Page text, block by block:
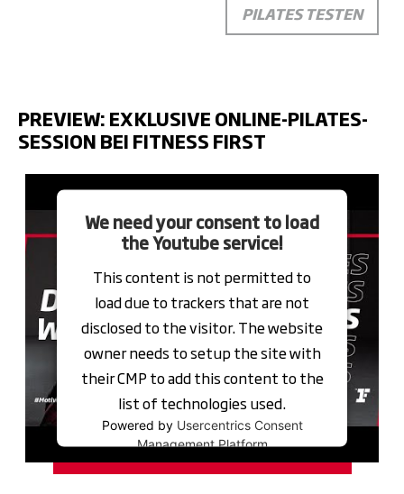
PILATES TESTEN
PREVIEW: EXKLUSIVE ONLINE-PILATES-
SESSION BEI FITNESS FIRST
Video
Player
We need your consent to load
the Youtube service!
This content is not permitted to
load due to trackers that are not
disclosed to the visitor. The website
owner needs to setup the site with
their CMP to add this content to the
list of technologies used.
Powered by Usercentrics Consent
Management Platform
JETZT PROBETRAINING VEREINBAREN